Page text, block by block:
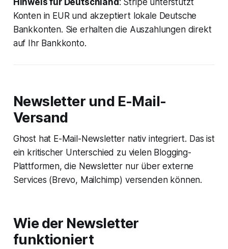
Hinweis für Deutschland : Stripe unterstützt
Konten in EUR und akzeptiert lokale Deutsche
Bankkonten. Sie erhalten die Auszahlungen direkt
auf Ihr Bankkonto.
Newsletter und E-Mail-
Versand
Ghost hat E-Mail-Newsletter nativ integriert. Das ist
ein kritischer Unterschied zu vielen Blogging-
Plattformen, die Newsletter nur über externe
Services (Brevo, Mailchimp) versenden können.
Wie der Newsletter
funktioniert